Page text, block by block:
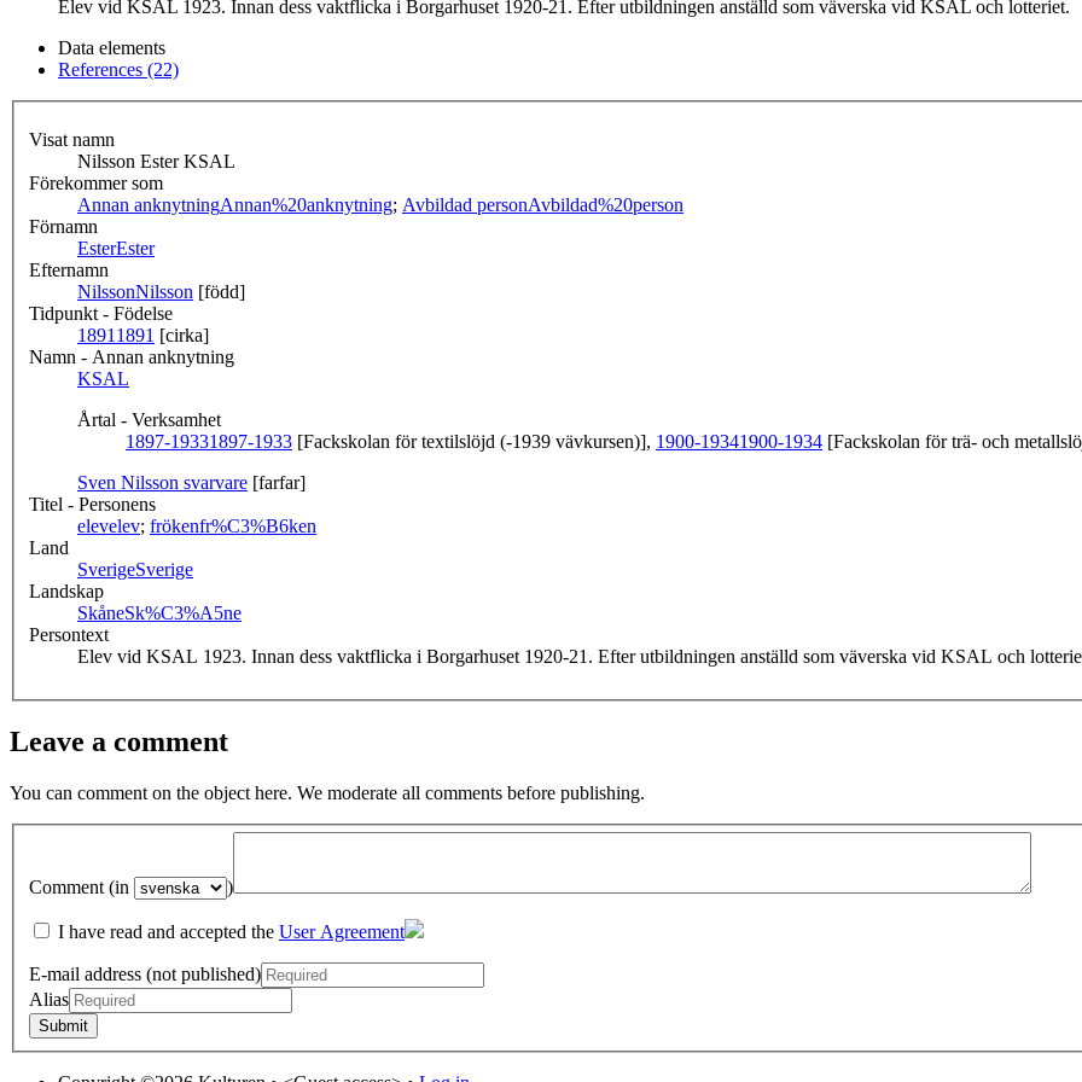
Elev vid KSAL 1923. Innan dess vaktflicka i Borgarhuset 1920-21. Efter utbildningen anställd som väverska vid KSAL och lotteriet.
Data elements
References (22)
Visat namn
Nilsson Ester KSAL
Förekommer som
Annan anknytningAnnan%20anknytning; Avbildad personAvbildad%20person
Förnamn
EsterEster
Efternamn
NilssonNilsson [född]
Tidpunkt - Födelse
1891 1891 [cirka]
Namn - Annan anknytning
KSAL
Årtal - Verksamhet
1897-19331897-1933 [Fackskolan för textilslöjd (-1939 vävkursen)], 1900-19341900-1934 [Fackskolan för trä- och
Sven Nilsson svarvare [farfar]
Titel - Personens
elevelev; frökenfr%C3%B6ken
Land
SverigeSverige
Landskap
SkåneSk%C3%A5ne
Persontext
Elev vid KSAL 1923. Innan dess vaktflicka i Borgarhuset 1920-21. Efter utbildningen anställd som väverska vid KSAL och
Leave a comment
You can comment on the object here. We moderate all comments before publishing.
Comment (in )
I have read and accepted the User Agreement
E-mail address (not published)
Alias